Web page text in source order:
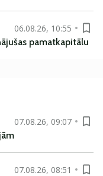
06.08.26, 10:55
pamatkapitālu
07.08.26, 09:07
07.08.26, 08:51